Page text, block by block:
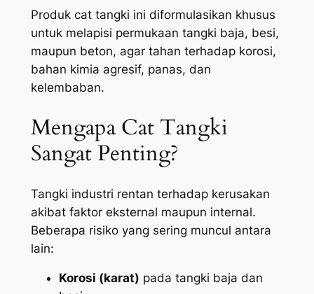
Produk cat tangki ini diformulasikan khusus
untuk melapisi permukaan tangki baja, besi,
maupun beton, agar tahan terhadap korosi,
bahan kimia agresif, panas, dan
kelembaban.
Mengapa Cat Tangki
Sangat Penting?
Tangki industri rentan terhadap kerusakan
akibat faktor eksternal maupun internal.
Beberapa risiko yang sering muncul antara
lain:
Korosi (karat) pada tangki baja dan